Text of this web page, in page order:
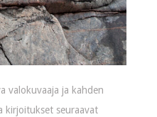
valokuvaaja ja kahden
kirjoitukset seuraavat